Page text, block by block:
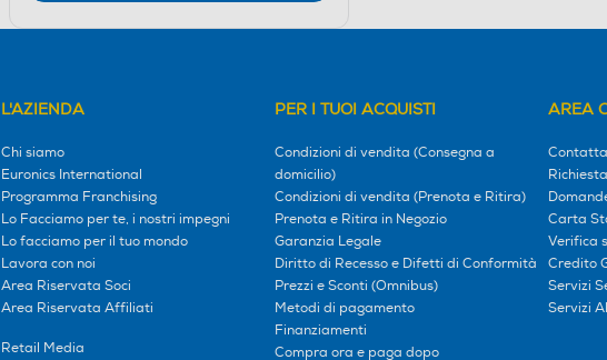
L'AZIENDA
Chi siamo
Euronics International
Programma Franchising
Lo Facciamo per te, i nostri impegni
Lo facciamo per il tuo mondo
Lavora con noi
Area Riservata Soci
Area Riservata Affiliati
Retail Media
PER I TUOI ACQUISTI
Condizioni di vendita (Consegna a
domicilio)
Condizioni di vendita (Prenota e Ritira)
Prenota e Ritira in Negozio
Garanzia Legale
Diritto di Recesso e Difetti di Conformità
Prezzi e Sconti (Omnibus)
Metodi di pagamento
Finanziamenti
Compra ora e paga dopo
AREA
Carta
Verifica
Credito
Servizi
Servizi